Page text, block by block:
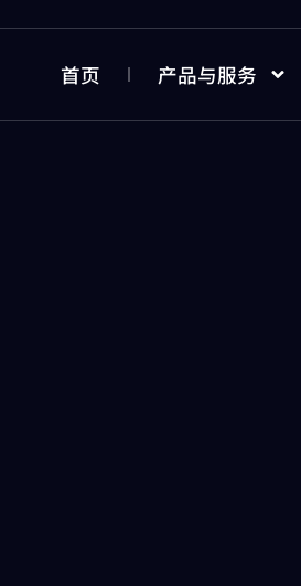
首页 产品与服务